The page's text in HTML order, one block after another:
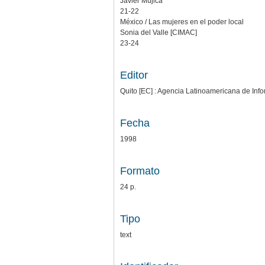
21-22
México / Las mujeres en el poder local
Sonia del Valle [CIMAC]
23-24
Editor
Quito [EC] : Agencia Latinoamericana de
Fecha
1998
Formato
24 p.
Tipo
text